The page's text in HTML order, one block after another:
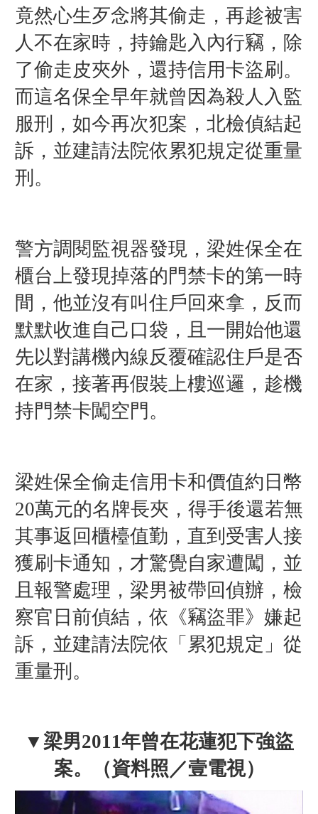
竟然心生歹念將其偷走，再趁被害
人不在家時，持鑰匙入內行竊，除
了偷走皮夾外，還持信用卡盜刷。
而這名保全早年就曾因為殺人入監
服刑，如今再次犯案，北檢偵結起
訴，並建請法院依累犯規定從重量
刑。
警方調閱監視器發現，梁姓保全在
櫃台上發現掉落的門禁卡的第一時
間，他並沒有叫住戶回來拿，反而
默默收進自己口袋，且一開始他還
先以對講機內線反覆確認住戶是否
在家，接著再假裝上樓巡邏，趁機
持門禁卡闖空門。
梁姓保全偷走信用卡和價值約日幣
20萬元的名牌長夾，得手後還若無
其事返回櫃檯值勤，直到受害人接
獲刷卡通知，才驚覺自家遭闖，並
且報警處理，梁男被帶回偵辦，檢
察官日前偵結，依《竊盜罪》嫌起
訴，並建請法院依「累犯規定」從
重量刑。
▼梁男2011年曾在花蓮犯下強盜
案。（資料照／壹電視）